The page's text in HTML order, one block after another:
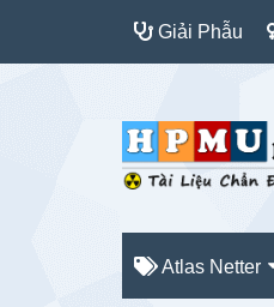
Giải Phẫu
Atlas Netter